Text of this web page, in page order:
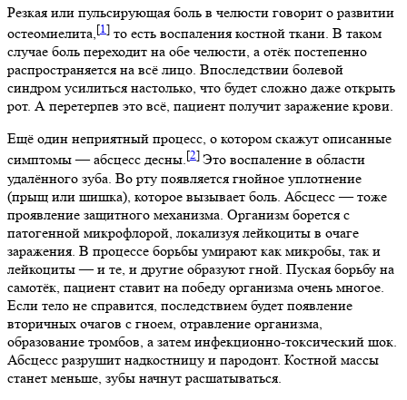
Резкая или пульсирующая боль в челюсти говорит о развитии
остеомиелита,[1] то есть воспаления костной ткани. В таком
случае боль переходит на обе челюсти, а отёк постепенно
распространяется на всё лицо. Впоследствии болевой
синдром усилиться настолько, что будет сложно даже открыть
рот. А перетерпев это всё, пациент получит заражение крови.
Ещё один неприятный процесс, о котором скажут описанные
симптомы — абсцесс десны.[2] Это воспаление в области
удалённого зуба. Во рту появляется гнойное уплотнение
(прыщ или шишка), которое вызывает боль. Абсцесс — тоже
проявление защитного механизма. Организм борется с
патогенной микрофлорой, локализуя лейкоциты в очаге
заражения. В процессе борьбы умирают как микробы, так и
лейкоциты — и те, и другие образуют гной. Пуская борьбу на
самотёк, пациент ставит на победу организма очень многое.
Если тело не справится, последствием будет появление
вторичных очагов с гноем, отравление организма,
образование тромбов, а затем инфекционно-токсический шок.
Абсцесс разрушит надкостницу и пародонт. Костной массы
станет меньше, зубы начнут расшатываться.